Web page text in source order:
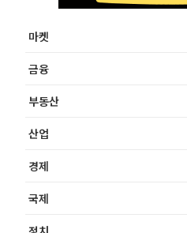
마켓
금융
부동산
산업
경제
국제